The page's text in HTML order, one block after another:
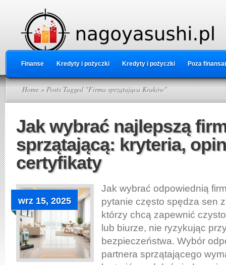
Finanse Kredyty i pożyczki Kredyty i pożyczki Poza
Home » Posts Tagged "Firma sprzątająca Kraków"
Jak wybrać najlepszą
sprzątającą: kryteria,
certyfikaty
wrz 15, 2025
Jak wybrać odpowiednią
pytanie często spędza sen
którzy chcą zapewnić
lub biurze, nie ryzykując
bezpieczeństwa. Wybór
partnera sprzątającego